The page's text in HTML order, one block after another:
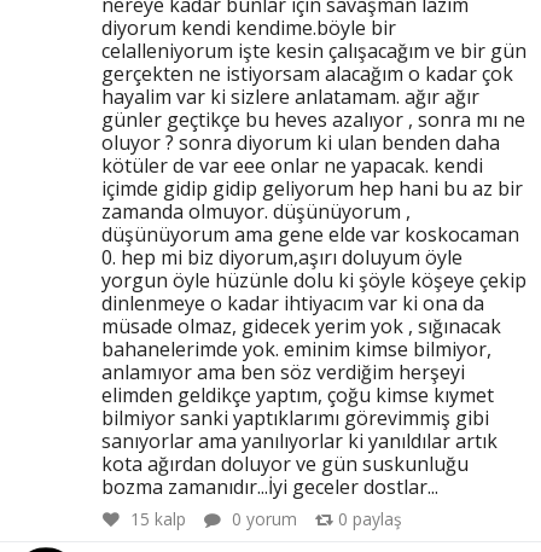
nereye kadar bunlar için savaşman lazım
diyorum kendi kendime.böyle bir
celalleniyorum işte kesin çalışacağım ve bir gün
gerçekten ne istiyorsam alacağım o kadar çok
hayalim var ki sizlere anlatamam. ağır ağır
günler geçtikçe bu heves azalıyor , sonra mı ne
oluyor ? sonra diyorum ki ulan benden daha
kötüler de var eee onlar ne yapacak. kendi
içimde gidip gidip geliyorum hep hani bu az bir
zamanda olmuyor. düşünüyorum ,
düşünüyorum ama gene elde var koskocaman
0. hep mi biz diyorum,aşırı doluyum öyle
yorgun öyle hüzünle dolu ki şöyle köşeye çekip
dinlenmeye o kadar ihtiyacım var ki ona da
müsade olmaz, gidecek yerim yok , sığınacak
bahanelerimde yok. eminim kimse bilmiyor,
anlamıyor ama ben söz verdiğim herşeyi
elimden geldikçe yaptım, çoğu kimse kıymet
bilmiyor sanki yaptıklarımı görevimmiş gibi
sanıyorlar ama yanılıyorlar ki yanıldılar artık
kota ağırdan doluyor ve gün suskunluğu
bozma zamanıdır...İyi geceler dostlar...
15 kalp 0 yorum 0 paylaş